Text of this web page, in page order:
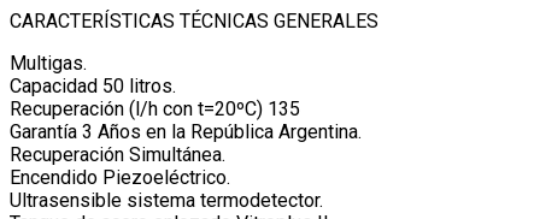
CARACTERÍSTICAS TÉCNICAS GENERALES
Multigas.
Capacidad 50 litros.
Recuperación (l/h con t=20ºC) 135
Garantía 3 Años en la República Argentina.
Recuperación Simultánea.
Encendido Piezoeléctrico.
Ultrasensible sistema termodetector.